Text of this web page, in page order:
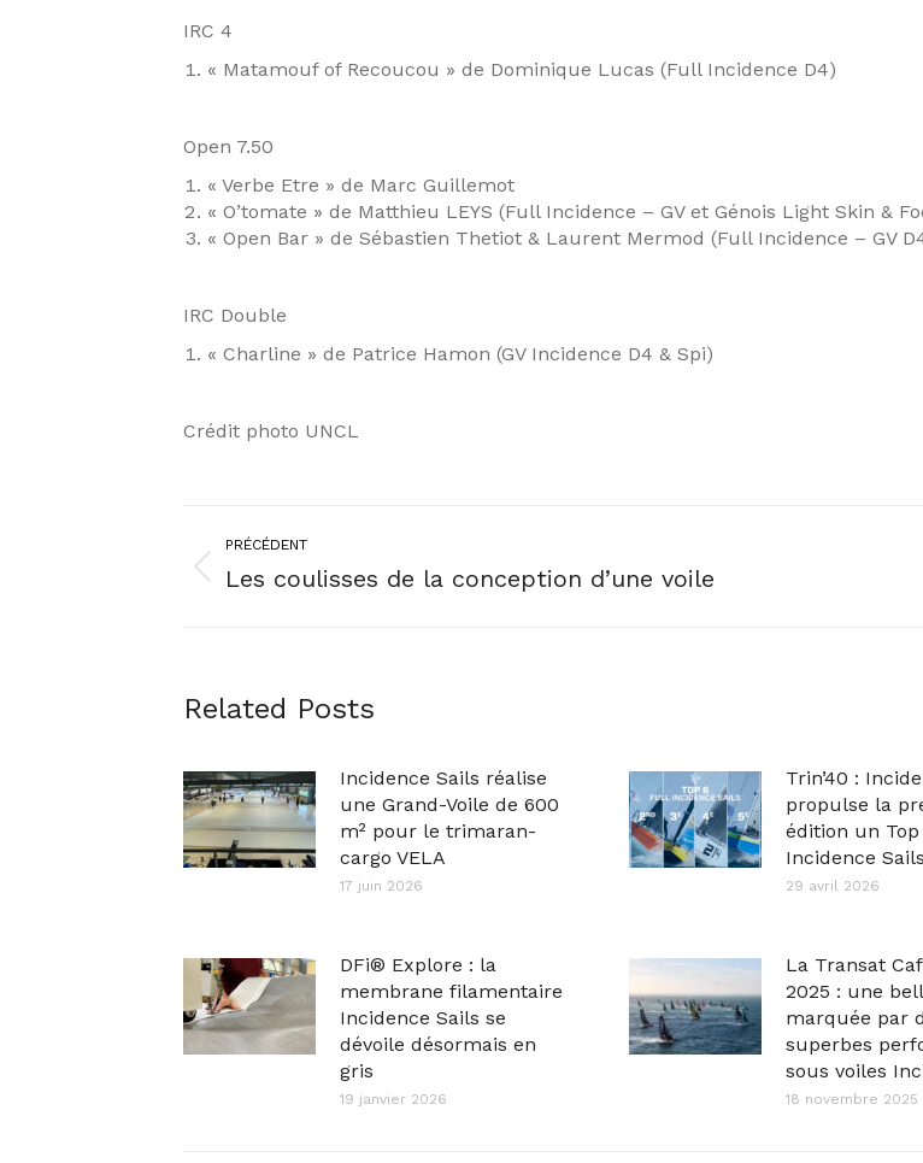
IRC 4
« Matamouf of Recoucou » de Dominique Lucas (Full Incidence D4)
Open 7.50
« Verbe Etre » de Marc Guillemot
« O’tomate » de Matthieu LEYS (Full Incidence – GV et Génois Light Skin &
« Open Bar » de Sébastien Thetiot & Laurent Mermod (Full Incidence – GV
IRC Double
« Charline » de Patrice Hamon (GV Incidence D4 & Spi)
Crédit photo UNCL
PRÉCÉDENT
Les coulisses de la conception d’une voile
Related Posts
Incidence Sails réalise
une Grand-Voile de 600
m² pour le trimaran-
cargo VELA
17 juin 2026
Trin’40 :
propulse la
édition un
Incidence Sails
29 avril 2026
DFi® Explore : la
membrane filamentaire
Incidence Sails se
dévoile désormais en
gris
19 janvier 2026
La Transat
2025 : une
marquée par
superbes
sous voiles
18 novembre 2025